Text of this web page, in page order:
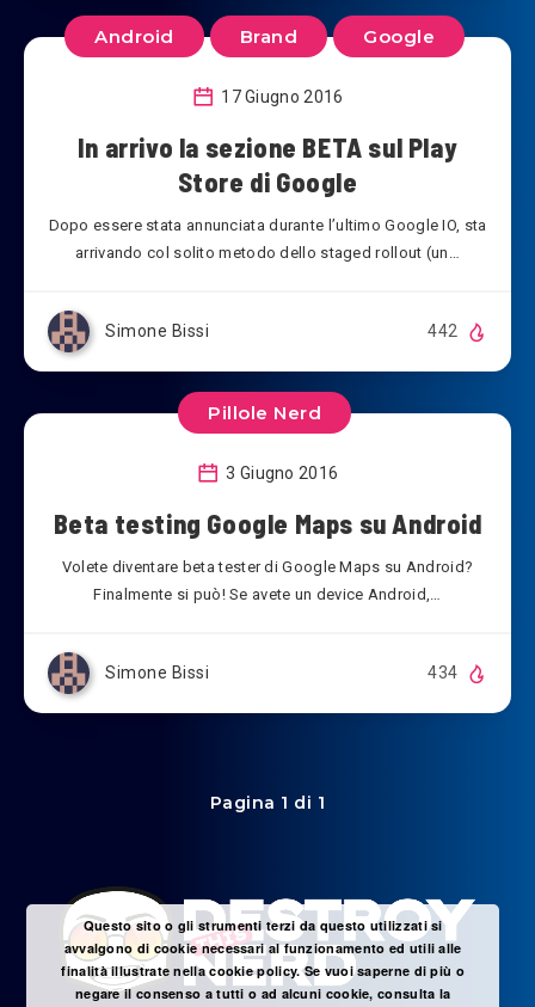
Android Brand Google
17 Giugno 2016
In arrivo la sezione BETA sul Play
Store di Google
Dopo essere stata annunciata durante l’ultimo Google IO, sta
arrivando col solito metodo dello staged rollout (un…
Simone Bissi 442
Pillole Nerd
3 Giugno 2016
Beta testing Google Maps su Android
Volete diventare beta tester di Google Maps su Android?
Finalmente si può! Se avete un device Android,…
Simone Bissi 434
Pagina 1 di 1
Questo sito o gli strumenti terzi da questo utilizzati si
avvalgono di cookie necessari al funzionamento ed utili alle
finalità illustrate nella cookie policy. Se vuoi saperne di più o
negare il consenso a tutti o ad alcuni cookie, consulta la